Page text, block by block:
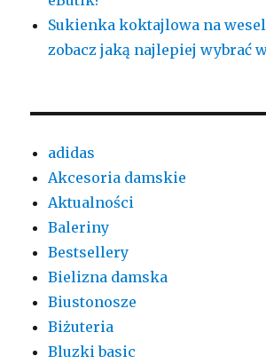
Sukienka koktajlowa na
zobacz jaką najlepiej wybrać
adidas
Akcesoria damskie
Aktualności
Baleriny
Bestsellery
Bielizna damska
Biustonosze
Biżuteria
Bluzki basic